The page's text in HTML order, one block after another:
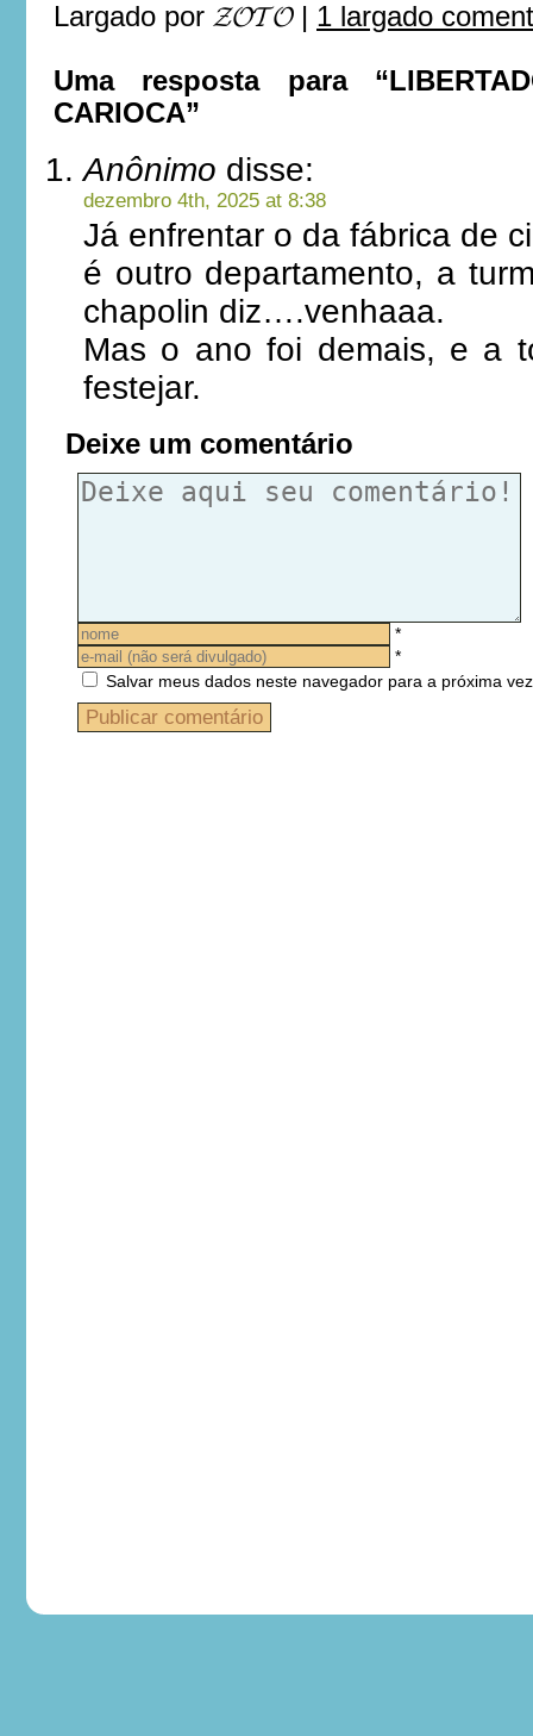
Largado por 𝓩𝓞𝓣𝓞| 1 largado
Uma resposta para
CARIOCA”
Anônimo disse:
dezembro 4th, 2025 at 8:38
Já enfrentar o da fábrica de
é outro departamento, a
chapolin diz….venhaaa.
Mas o ano foi demais, e a
festejar.
Deixe um comentário
*
*
Salvar meus dados neste navegador para a próxima